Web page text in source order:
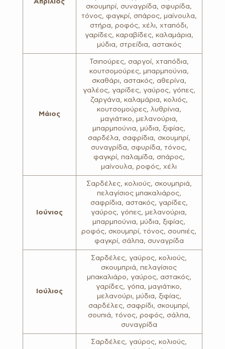
Απρίλιος
σκουμπρί, συναγρίδα, σφυρίδα,
τόνος, φαγκρί, σπάρος, μαίνουλα,
στήρα, ροφός, χέλι, χταπόδι,
γαρίδες, καραβίδες, καλαμάρια,
μύδια, στρείδια, αστακός
Μάιος
Τσιπούρες, σαργοί, χταπόδια,
κουτσομούρες, μπαρμπούνια,
σκαθάρι, αστακός, αθερίνα,
γαλέος, γαρίδες, γαύρος, γόπες,
ζαργάνα, καλαμάρια, κολιός,
κουτσομούρες, λυθρίνια,
μαγιάτικο, μελανούρια,
μπαρμπούνια, μύδια, ξιφίας,
σαρδέλα, σαφρίδια, σκουμπρί,
συναγρίδα, σφυρίδα, τόνος,
φαγκρί, παλαμίδα, σπάρος,
μαίνουλα, ροφός, χέλι
Ιούνιος
Σαρδέλες, κολιούς, σκουμπριά,
πελαγίσιος μπακαλιάρος,
σαφρίδια, αστακός, γαρίδες,
γαύρος, γόπες, μελανούρια,
μπαρμπούνια, μύδια, ξιφίας,
ροφός, σκουμπρί, τόνος, σουπιές,
φαγκρί, σάλπα, συναγρίδα
Ιούλιος
Σαρδέλες, γαύρος, κολιούς,
σκουμπριά, πελαγίσιος
μπακαλιάρο, γαύρος, αστακός,
γαρίδες, γόπα, μαγιάτικο,
μελανούρι, μύδια, ξιφίας,
σαρδέλες, σαφρίδι, σκουμπρί,
σουπιά, τόνος, ροφός, σάλπα,
συναγρίδα
Σαρδέλες, γαύρος, κολιούς,